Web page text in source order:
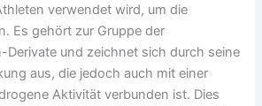
verwendet wird, um die
Es gehört zur Gruppe der
und zeichnet sich durch seine
aus, die jedoch auch mit einer
Aktivität verbunden ist. Dies